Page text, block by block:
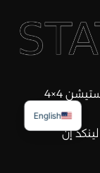
لينكد إن
English